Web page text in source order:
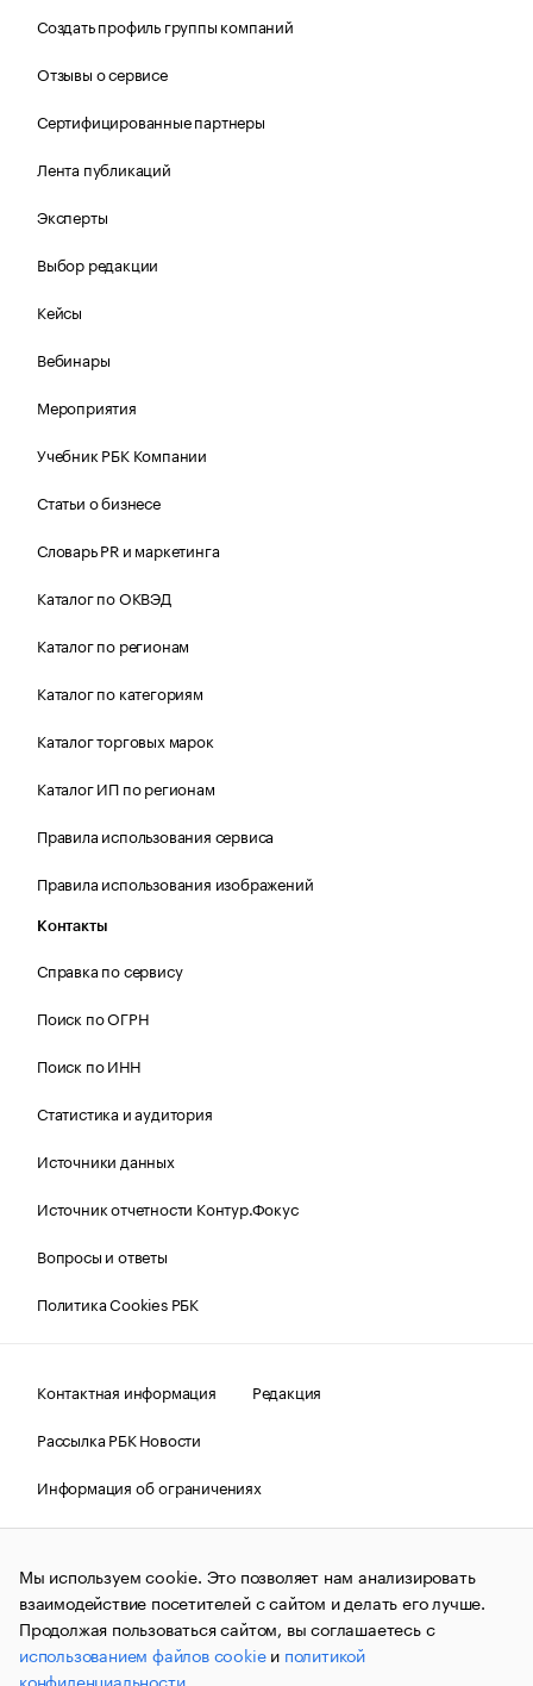
Создать профиль группы компаний
Отзывы о сервисе
Сертифицированные партнеры
Лента публикаций
Эксперты
Выбор редакции
Кейсы
Вебинары
Мероприятия
Учебник РБК Компании
Статьи о бизнесе
Словарь PR и маркетинга
Каталог по ОКВЭД
Каталог по регионам
Каталог по категориям
Каталог торговых марок
Каталог ИП по регионам
Правила использования сервиса
Правила использования изображений
Контакты
Справка по сервису
Поиск по ОГРН
Поиск по ИНН
Статистика и аудитория
Источники данных
Источник отчетности Контур.Фокус
Вопросы и ответы
Политика Cookies РБК
Контактная информация
Редакция
Рассылка РБК Новости
Информация об ограничениях
Правовая информация
О соблюдении авторских прав
© АО «РОСБИЗНЕСКОНСАЛТИНГ»,1995–2026.Сообщения
и материалы информационного агентства «РБК»
(зарегистрировано Федеральной службой по надзору в сфере
связи, информационных технологий и массовых
коммуникаций (Роскомнадзор) 09.12.2015 за номером ИА
№ФС77-63848) сопровождаются пометкой «РБК». Отдельные
Мы используем cookie. Это позволяет нам анализировать
взаимодействие посетителей с сайтом и делать его лучше.
Продолжая пользоваться сайтом, вы соглашаетесь с
использованием файлов cookieи политикой
конфиденциальности.